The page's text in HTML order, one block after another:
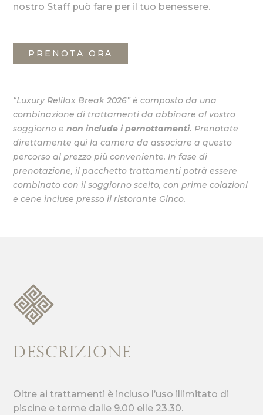
nostro Staff può fare per il tuo benessere.
PRENOTA ORA
“Luxury Relilax Break 2026” è composto da una
combinazione di trattamenti da abbinare al vostro
soggiorno enon include i pernottamenti. Prenotate
direttamente qui la camera da associare a questo
percorso al prezzo più conveniente. In fase di
prenotazione, il pacchetto trattamenti potrà essere
combinato con il soggiorno scelto, con prime colazioni
e cene incluse presso il ristorante Ginco.
DESCRIZIONE
Oltre ai trattamenti è incluso l’uso illimitato di
piscine e terme dalle 9.00 elle 23.30.